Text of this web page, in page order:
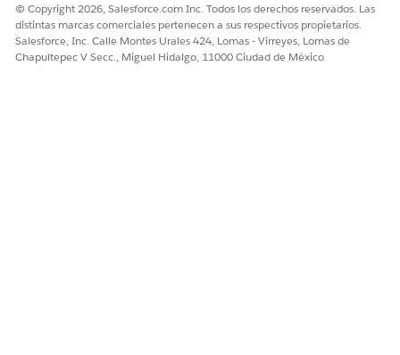
© Copyright 2026, Salesforce.com Inc. Todos los derechos reservados. Las
distintas marcas comerciales pertenecen a sus respectivos propietarios.
Salesforce, Inc. Calle Montes Urales 424, Lomas - Virreyes, Lomas de
Chapultepec V Secc., Miguel Hidalgo, 11000 Ciudad de México